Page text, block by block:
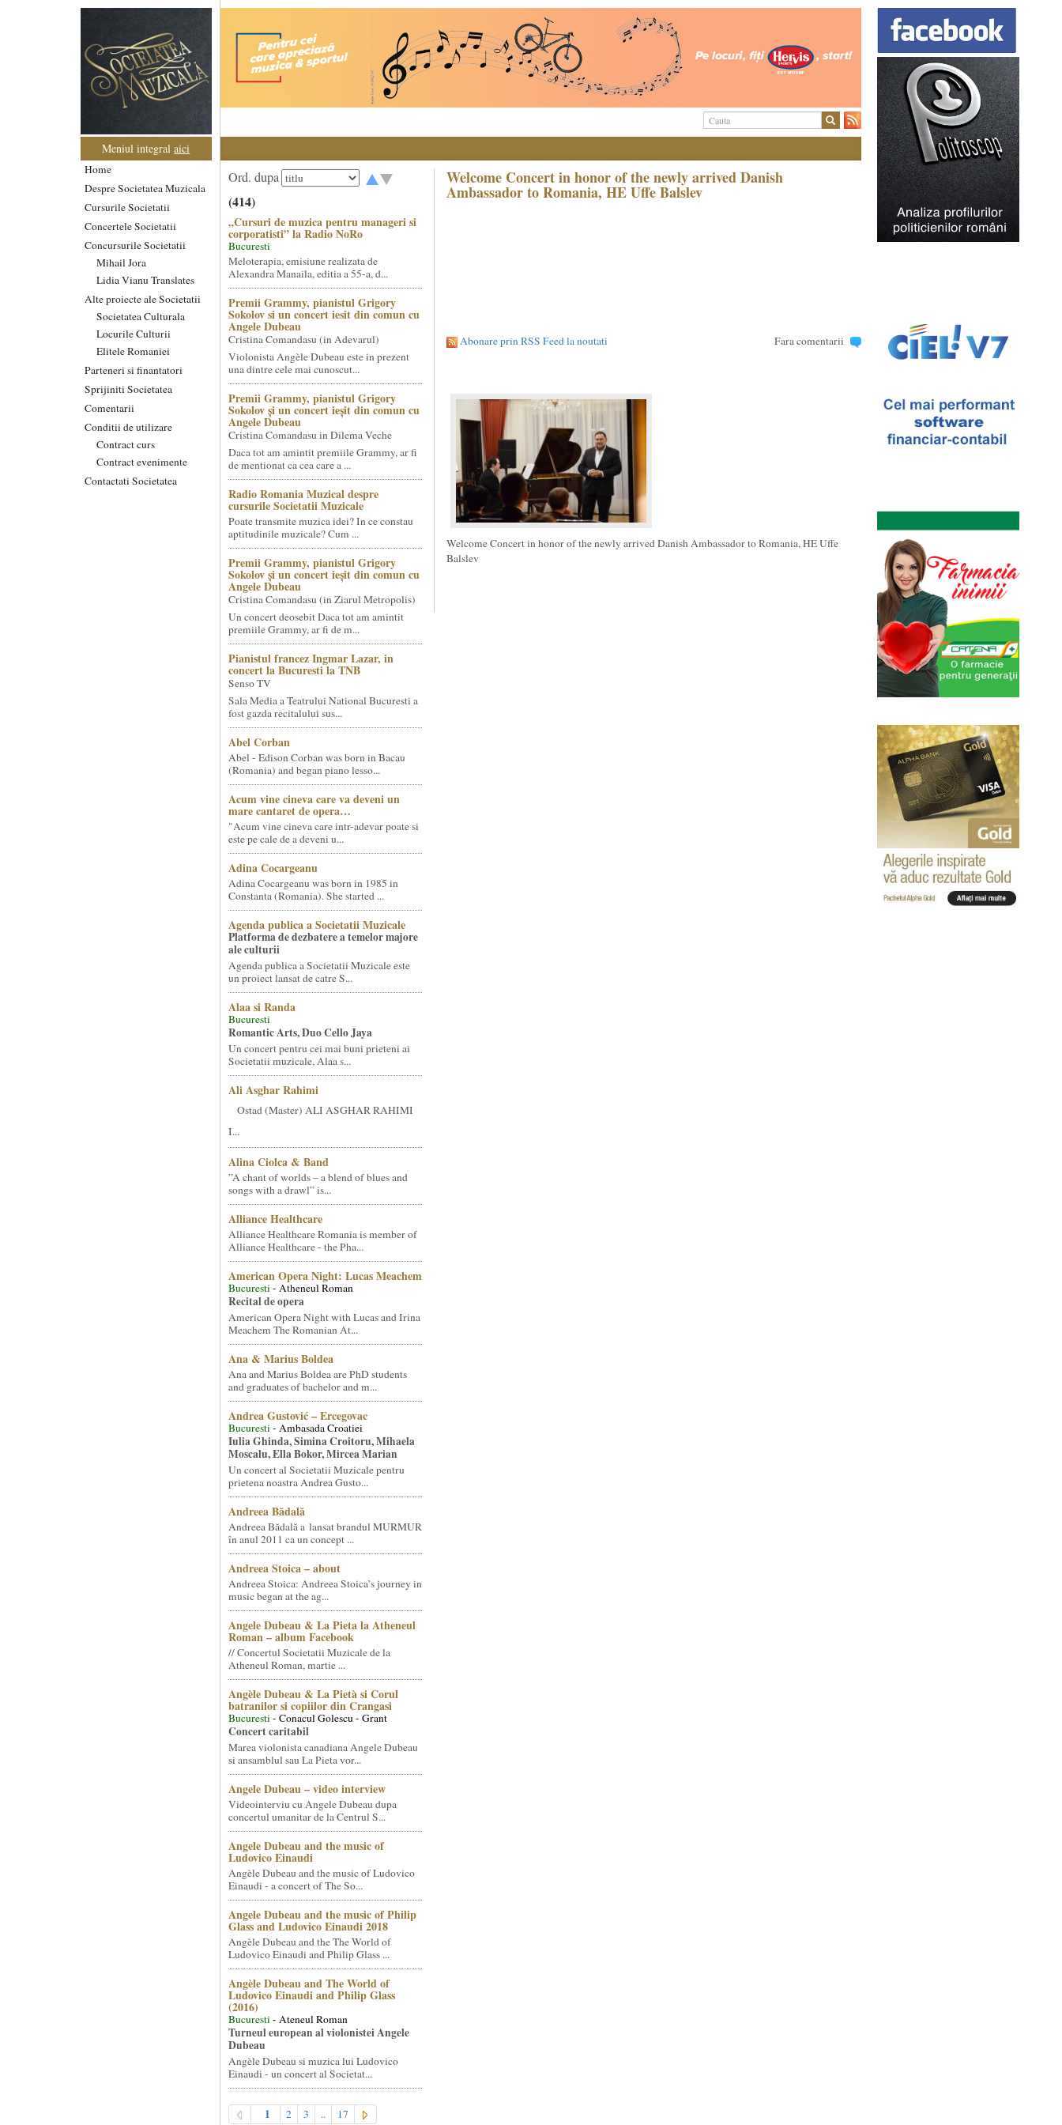
Meniul integralaici
Home
Despre Societatea Muzicala
Cursurile Societatii
Concertele Societatii
Concursurile Societatii
Mihail Jora
Lidia Vianu Translates
Alte proiecte ale Societatii
Societatea Culturala
Locurile Culturii
Elitele Romaniei
Parteneri si finantatori
Sprijiniti Societatea
Comentarii
Conditii de utilizare
Contract curs
Contract evenimente
Contactati Societatea
Ord. dupa
(414)
„Cursuri de muzica pentru manageri si
corporatisti” la Radio NoRo
Bucuresti
Meloterapia, emisiune realizata de
Alexandra Manaila, editia a 55-a, d...
Premii Grammy, pianistul Grigory
Sokolov si un concert iesit din comun cu
Angele Dubeau
Cristina Comandasu (in Adevarul)
Violonista Angèle Dubeau este in prezent
una dintre cele mai cunoscut...
Premii Grammy, pianistul Grigory
Sokolov și un concert ieșit din comun cu
Angele Dubeau
Cristina Comandasu in Dilema Veche
Daca tot am amintit premiile Grammy, ar fi
de mentionat ca cea care a ...
Radio Romania Muzical despre
cursurile Societatii Muzicale
Poate transmite muzica idei? In ce constau
aptitudinile muzicale? Cum ...
Premii Grammy, pianistul Grigory
Sokolov și un concert ieșit din comun cu
Angele Dubeau
Cristina Comandasu (in Ziarul Metropolis)
Un concert deosebit Daca tot am amintit
premiile Grammy, ar fi de m...
Pianistul francez Ingmar Lazar, in
concert la Bucuresti la TNB
Senso TV
Sala Media a Teatrului National Bucuresti a
fost gazda recitalului sus...
Abel Corban
Abel - Edison Corban was born in Bacau
(Romania) and began piano lesso...
Acum vine cineva care va deveni un
mare cantaret de opera…
"Acum vine cineva care intr-adevar poate si
este pe cale de a deveni u...
Adina Cocargeanu
Adina Cocargeanu was born in 1985 in
Constanta (Romania). She started ...
Agenda publica a Societatii Muzicale
Platforma de dezbatere a temelor majore
ale culturii
Agenda publica a Societatii Muzicale este
un proiect lansat de catre S...
Alaa si Randa
Bucuresti
Romantic Arts, Duo Cello Jaya
Un concert pentru cei mai buni prieteni ai
Societatii muzicale, Alaa s...
Ali Asghar Rahimi
Ostad (Master) ALI ASGHAR RAHIMI
I...
Alina Ciolca & Band
”A chant of worlds – a blend of blues and
songs with a drawl” is...
Alliance Healthcare
Alliance Healthcare Romania is member of
Alliance Healthcare - the Pha...
American Opera Night: Lucas Meachem
Bucuresti- Atheneul Roman
Recital de opera
American Opera Night with Lucas and Irina
Meachem The Romanian At...
Ana & Marius Boldea
Ana and Marius Boldea are PhD students
and graduates of bachelor and m...
Andrea Gustović – Ercegovac
Bucuresti- Ambasada Croatiei
Iulia Ghinda, Simina Croitoru, Mihaela
Moscalu, Ella Bokor, Mircea Marian
Un concert al Societatii Muzicale pentru
prietena noastra Andrea Gusto...
Andreea Bădală
Andreea Bădală a lansat brandul MURMUR
în anul 2011 ca un concept ...
Andreea Stoica – about
Andreea Stoica: Andreea Stoica’s journey in
music began at the ag...
Angele Dubeau & La Pieta la Atheneul
Roman – album Facebook
// Concertul Societatii Muzicale de la
Atheneul Roman, martie ...
Angèle Dubeau & La Pietà si Corul
batranilor si copiilor din Crangasi
Bucuresti- Conacul Golescu - Grant
Concert caritabil
Marea violonista canadiana Angele Dubeau
si ansamblul sau La Pieta vor...
Angele Dubeau – video interview
Videointerviu cu Angele Dubeau dupa
concertul umanitar de la Centrul S...
Angele Dubeau and the music of
Ludovico Einaudi
Angèle Dubeau and the music of Ludovico
Einaudi - a concert of The So...
Angele Dubeau and the music of Philip
Glass and Ludovico Einaudi 2018
Angèle Dubeau and the The World of
Ludovico Einaudi and Philip Glass ...
Angèle Dubeau and The World of
Ludovico Einaudi and Philip Glass
(2016)
Bucuresti- Ateneul Roman
Turneul european al violonistei Angele
Dubeau
Angèle Dubeau si muzica lui Ludovico
Einaudi - un concert al Societat...
1 2 3 .. 17
Welcome Concert in honor of the newly arrived Danish
Ambassador to Romania, HE Uffe Balslev
Abonare prin RSS Feed la noutati Fara comentarii
Welcome Concert in honor of the newly arrived Danish Ambassador to Romania, HE Uffe
Balslev